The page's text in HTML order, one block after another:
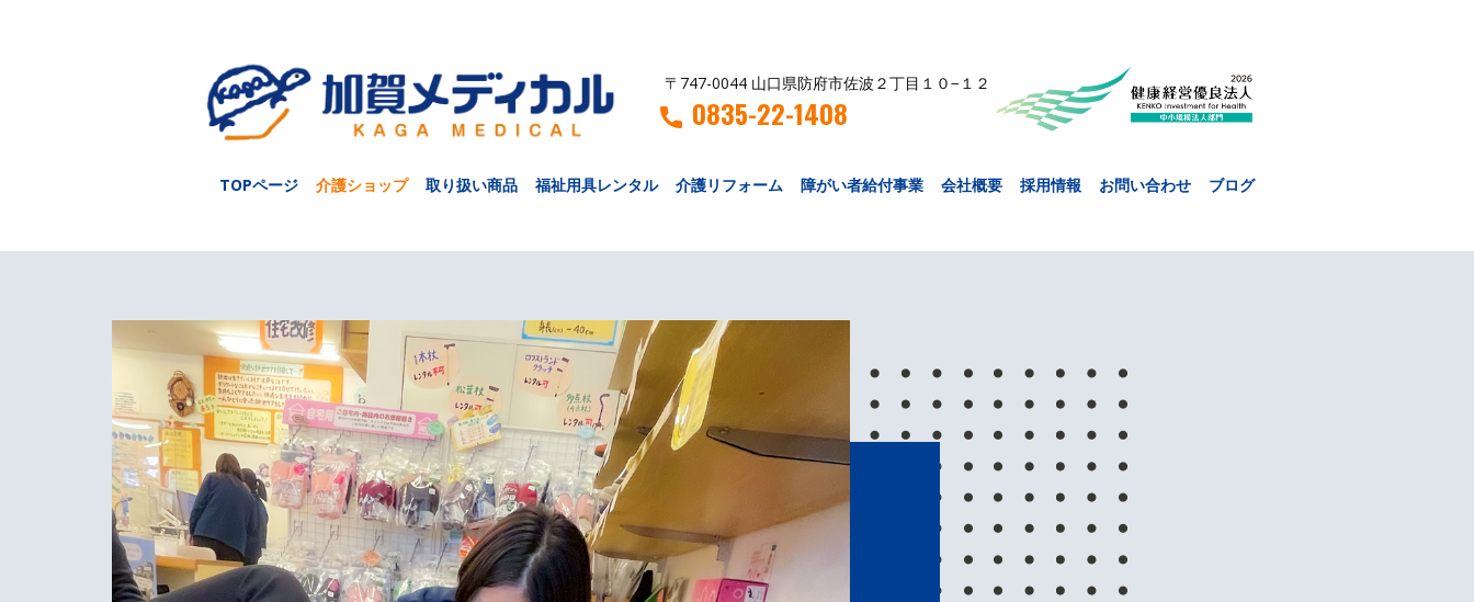
〒747-0044 山口県防府市佐波２丁目１０−１２
0835-22-1408
TOPページ 介護ショップ 取り扱い商品 福祉用具レンタル 介護リフォーム 障がい者給付事業 会社概要 採用情報 お問い合わせ ブログ